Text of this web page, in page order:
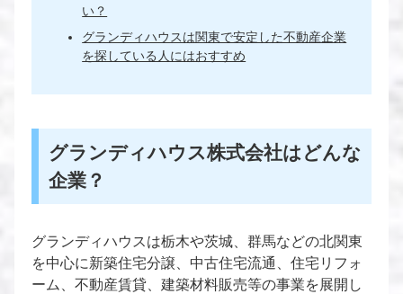
い？
グランディハウスは関東で安定した不動産企業
を探している人にはおすすめ
グランディハウス株式会社はどんな
企業？
グランディハウスは栃木や茨城、群馬などの北関東
を中心に新築住宅分譲、中古住宅流通、住宅リフォ
ーム、不動産賃貸、建築材料販売等の事業を展開し